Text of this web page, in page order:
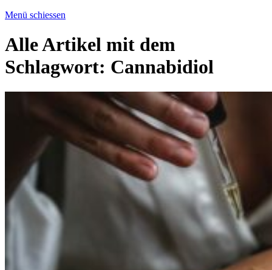
Menü schiessen
Alle Artikel mit dem
Schlagwort: Cannabidiol